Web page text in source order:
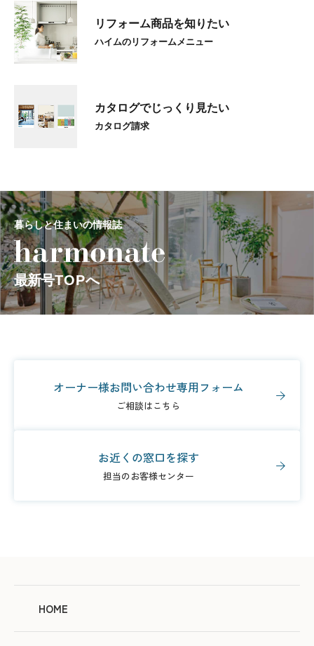
リフォーム商品を知りたい
ハイムのリフォームメニュー
カタログでじっくり見たい
カタログ請求
暮らしと住まいの情報誌
最新号TOPへ
オーナー様お問い合わせ専用フォーム
ご相談はこちら
お近くの窓口を探す
担当のお客様センター
HOME